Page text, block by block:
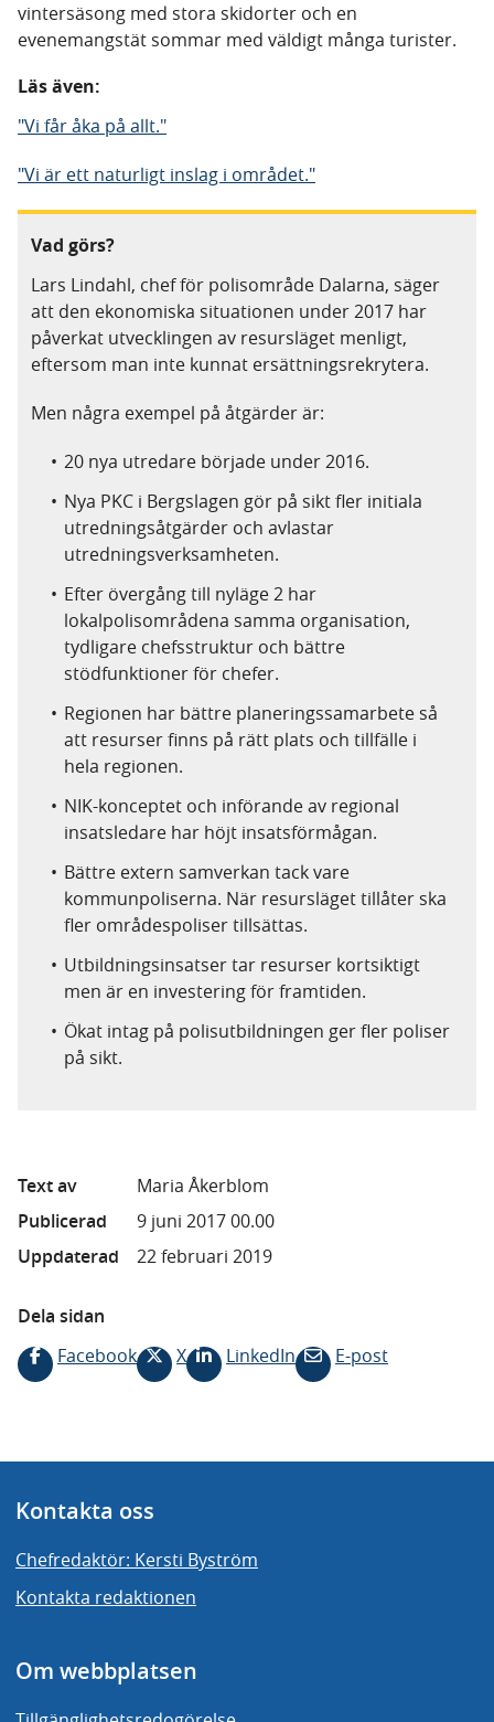
vintersäsong med stora skidorter och en
evenemangstät sommar med väldigt många turister.
Läs även:
"Vi får åka på allt."
"Vi är ett naturligt inslag i området."
Vad görs?
Lars Lindahl, chef för polisområde Dalarna, säger
att den ekonomiska situationen under 2017 har
påverkat utvecklingen av resursläget menligt,
eftersom man inte kunnat ersättningsrekrytera.
Men några exempel på åtgärder är:
20 nya utredare började under 2016.
Nya PKC i Bergslagen gör på sikt fler initiala
utredningsåtgärder och avlastar
utredningsverksamheten.
Efter övergång till nyläge 2 har
lokalpolisområdena samma organisation,
tydligare chefsstruktur och bättre
stödfunktioner för chefer.
Regionen har bättre planeringssamarbete så
att resurser finns på rätt plats och tillfälle i
hela regionen.
NIK-konceptet och införande av regional
insatsledare har höjt insatsförmågan.
Bättre extern samverkan tack vare
kommunpoliserna. När resursläget tillåter ska
fler områdespoliser tillsättas.
Utbildningsinsatser tar resurser kortsiktigt
men är en investering för framtiden.
Ökat intag på polisutbildningen ger fler poliser
på sikt.
Text av
Maria Åkerblom
Publicerad
9 juni 2017 00.00
Uppdaterad
22 februari 2019
Dela sidan
Facebook
X LinkedIn E-post
Kontakta oss
Chefredaktör: Kersti Byström
Kontakta redaktionen
Om webbplatsen